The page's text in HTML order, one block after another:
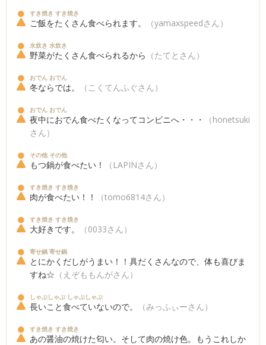
すき焼き すき焼き
ご飯をたくさん食べられます。 （yamaxspeedさん）
水炊き 水炊き
野菜がたくさん食べられるから （たてとさん）
おでん おでん
冬ならでは。 （こくてんふぐさん）
おでん おでん
夜中におでん食べたくなってコンビニへ・・・
（honetsuki
さん）
その他 その他
もつ鍋が食べたい！ （LAPINさん）
すき焼き すき焼き
肉が食べたい！！ （tomo6814さん）
すき焼き すき焼き
大好きです。 （0033さん）
寄せ鍋 寄せ鍋
とにかくだしがうまい！！具だくさんなので、体も喜びま
すね☆ （えぞももんがさん）
しゃぶしゃぶ しゃぶしゃぶ
長いこと食べていないので。 （みっふぃーさん）
すき焼き すき焼き
あの醤油の焼けた匂い。そして肉の焼け色。もうこれしか